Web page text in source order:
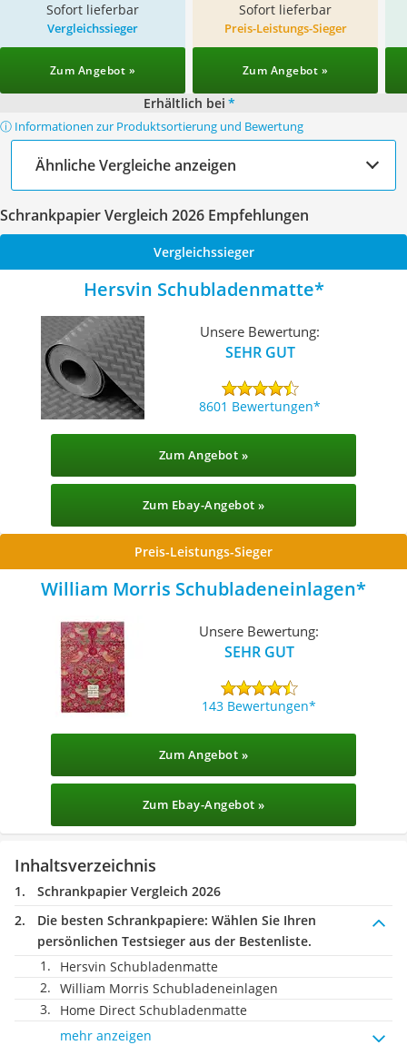
Sofort lieferbar Sofort lieferbar
Vergleichssieger
Zum Angebot »
Preis-Leistungs-Sieger
Zum Angebot »
Erhältlich bei *
ⓘ Informationen zur Produktsortierung und Bewertung
Ähnliche Vergleiche anzeigen
Schrankpapier Vergleich 2026 Empfehlungen
Vergleichssieger
Hersvin Schubladenmatte
Unsere Bewertung:
SEHR GUT
8601 Bewertungen
Zum Angebot »
Zum Ebay-Angebot »
Preis-Leistungs-Sieger
William Morris Schubladeneinlagen
Unsere Bewertung:
SEHR GUT
143 Bewertungen
Zum Angebot »
Zum Ebay-Angebot »
Inhaltsverzeichnis
Schrankpapier Vergleich 2026
Die besten Schrankpapiere: Wählen Sie Ihren
persönlichen Testsieger aus der Bestenliste.
Hersvin Schubladenmatte
William Morris Schubladeneinlagen
Home Direct Schubladenmatte
mehr anzeigen